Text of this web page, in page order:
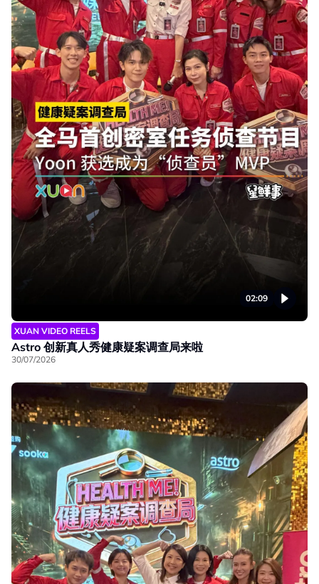
02:09
XUAN VIDEO REELS
Astro 创新真人秀健康疑案调查局来啦
30/07/2026